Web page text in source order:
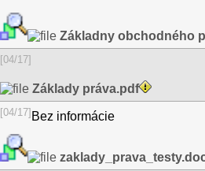
Základny obchodného
[04/17]
Základy práva.pdf
[04/17] Bez informácie